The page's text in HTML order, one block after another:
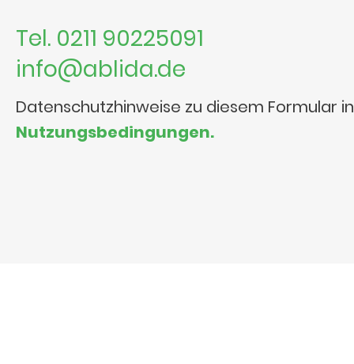
Tel. 0211 90225091
info@ablida.de
Datenschutzhinweise zu diesem Formular
Nutzungsbedingungen.